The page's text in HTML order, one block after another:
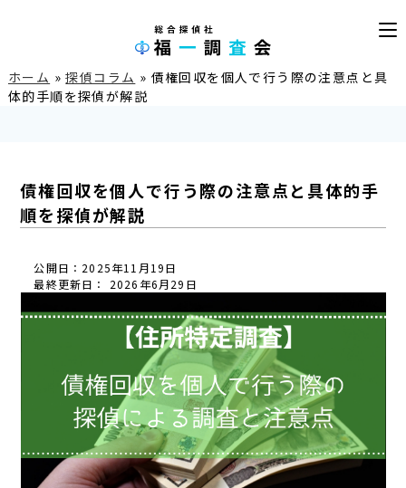
ホーム »探偵コラム » 債権回収を個人で行う際の注意点と具
体的手順を探偵が解説
債権回収を個人で行う際の注意点と具体的手
順を探偵が解説
公開日：2025年11月19日
最終更新日： 2026年6月29日